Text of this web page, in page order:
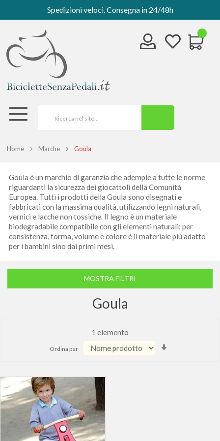
Spedizioni veloci. Consegna in 24/48h
Home Marche Goula
Goula è un marchio di garanzia che adempie a tutte le norme
riguardanti la sicurezza dei giocattoli della Comunità
Europea. Tutti i prodotti della Goula sono disegnati e
fabbricati con la massima qualità, utilizzando legni naturali,
vernici e lacche non tossiche. Il legno è un materiale
biodegradabile compatibile con gli elementi naturali; per
consistenza, forma, volume e colore è il materiale più adatto
per i bambini sino dai primi mesi.
Goula
1 elemento
Ordina per
MOSTRA FILTRI